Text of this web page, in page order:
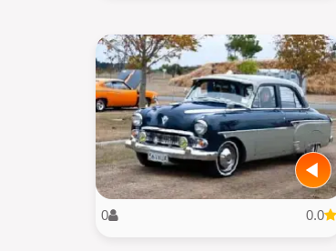
0.0
0